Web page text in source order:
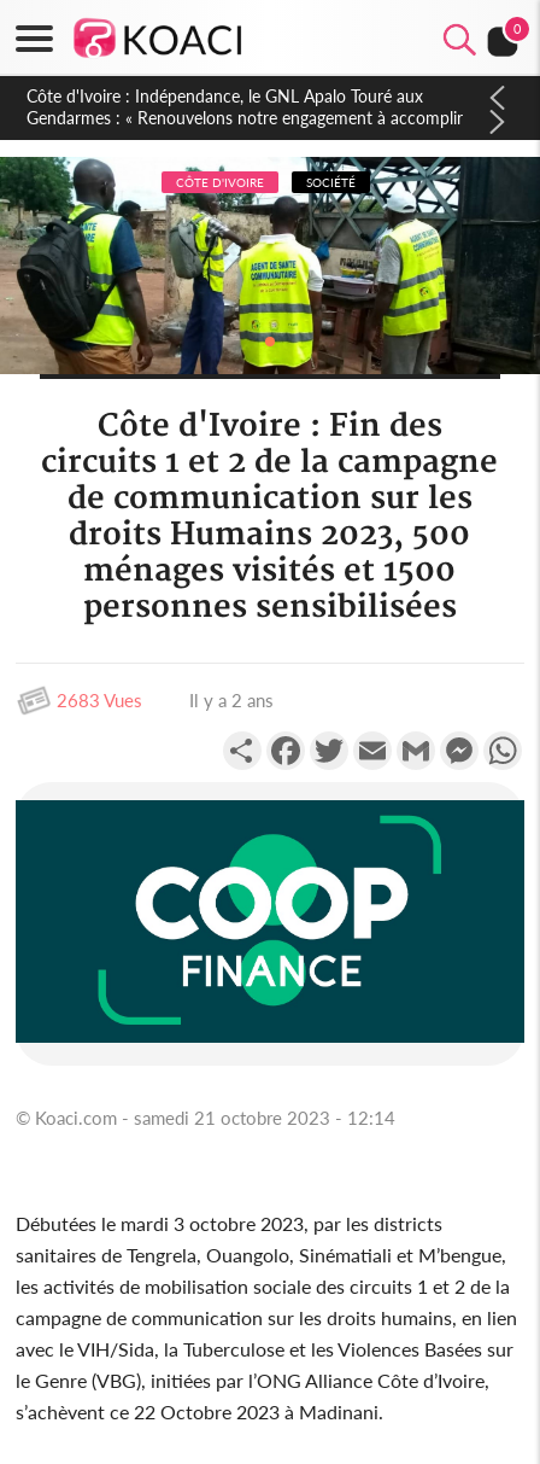
0
Sierra Leone : Un projet de réforme constitutionnelle en
gestation, points clés des amendements, un exclu d'avance
CÔTE D'IVOIRE SOCIÉTÉ
Côte d'Ivoire : Fin des
circuits 1 et 2 de la campagne
de communication sur les
droits Humains 2023, 500
ménages visités et 1500
personnes sensibilisées
2683 Vues Il y a 2 ans
PartagerFacebookTwitterEmail Gmail
© Koaci.com - samedi 21 octobre 2023 - 12:14
Débutées le mardi 3 octobre 2023, par les districts
sanitaires de Tengrela, Ouangolo, Sinématiali et M’bengue,
les activités de mobilisation sociale des circuits 1 et 2 de la
campagne de communication sur les droits humains, en lien
avec le VIH/Sida, la Tuberculose et les Violences Basées sur
le Genre (VBG), initiées par l’ONG Alliance Côte d’Ivoire,
s’achèvent ce 22 Octobre 2023 à Madinani.